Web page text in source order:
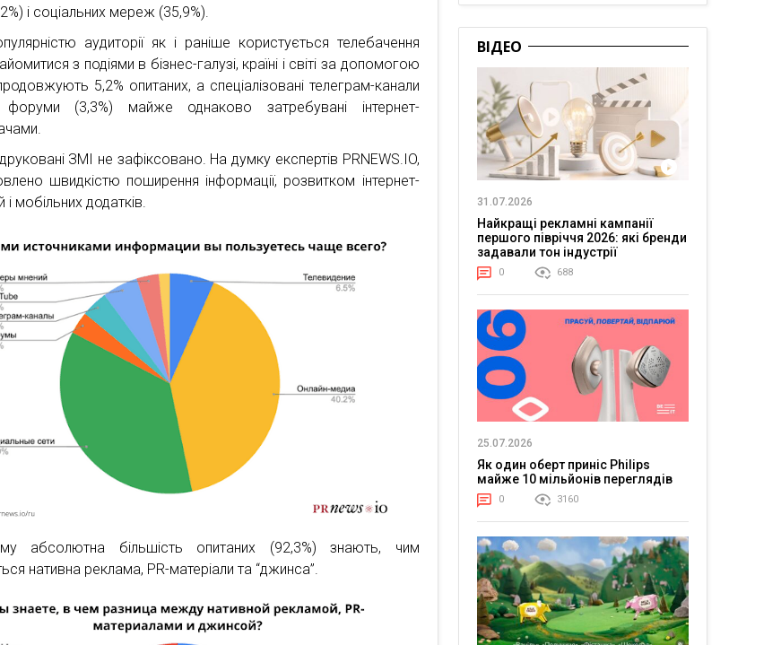
і соціальних мереж (35,9%).
аудиторії як і раніше користується телебачення
з подіями в бізнес-галузі, країні і світі за допомогою
5,2% опитаних, а спеціалізовані телеграм-канали
(3,3%) майже однаково затребувані інтернет-
ЗМІ не зафіксовано. На думку експертів PRNEWS.IO,
швидкістю поширення інформації, розвитком інтернет-
і мобільних додатків.
абсолютна більшість опитаних (92,3%) знають, чим
нативна реклама, PR-матеріали та “джинса”.
ВІДЕО
31.07.2026
Найкращі рекламні кампанії
першого півріччя 2026: які бренди
задавали тон індустрії
0 688
25.07.2026
Як один оберт приніс Philips
майже 10 мільйонів переглядів
0 3160